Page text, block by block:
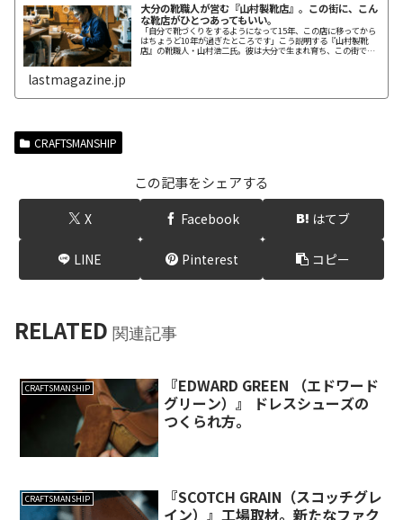
大分の靴職人が営む『山村製靴店』。この街に、こん
な靴店がひとつあってもいい。
「自分で靴づくりをするようになって15年、この店に移ってから
はちょうど10年が過ぎたところです」こう説明する『山村製靴
店』の靴職人・山村浩二氏。彼は大分で生まれ育ち、この街で靴
lastmagazine.jp
CRAFTSMANSHIP
この記事をシェアする
X Facebook はてブ
LINE Pinterest コピー
RELATED 関連記事
CRAFTSMANSHIP
『EDWARD GREEN （エドワード
グリーン）』 ドレスシューズの
つくられ方。
CRAFTSMANSHIP
『SCOTCH GRAIN（スコッチグレ
イン）』工場取材。新たなファク